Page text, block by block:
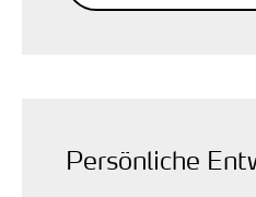
Persönliche